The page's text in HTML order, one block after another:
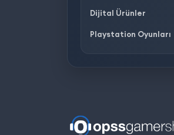
Dijital Ürünler
Playstation Oyunları